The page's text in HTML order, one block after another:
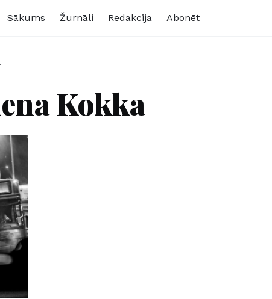
Sākums Žurnāli Redakcija Abonēt
Kokka